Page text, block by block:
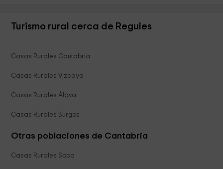
Turismo rural cerca de Regules
Casas Rurales Cantabria
Casas Rurales Vizcaya
Casas Rurales Álava
Casas Rurales Burgos
Otras poblaciones de Cantabria
Casas Rurales Soba